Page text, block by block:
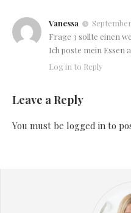
Vanessa
Frage 3 sollte einen
Ich poste mein Essen
Log in to Reply
Leave a Reply
You must be logged in to